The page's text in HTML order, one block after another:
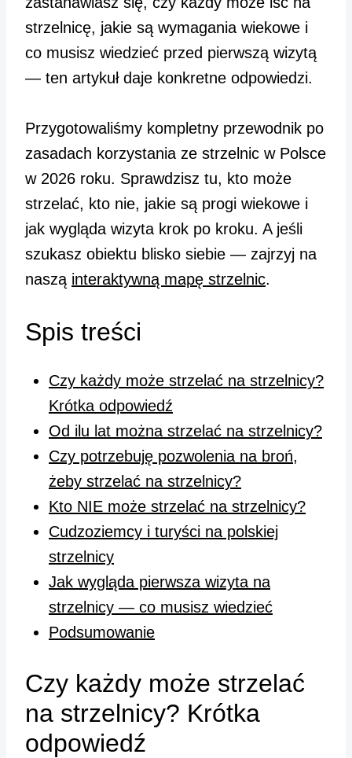
strzelnicę, jakie są wymagania wiekowe i
co musisz wiedzieć przed pierwszą wizytą
— ten artykuł daje konkretne odpowiedzi.
Przygotowaliśmy kompletny przewodnik po
zasadach korzystania ze strzelnic w Polsce
w 2026 roku. Sprawdzisz tu, kto może
strzelać, kto nie, jakie są progi wiekowe i
jak wygląda wizyta krok po kroku. A jeśli
szukasz obiektu blisko siebie — zajrzyj na
naszą interaktywną mapę strzelnic.
Spis treści
Czy każdy może strzelać na strzelnicy?
Krótka odpowiedź
Od ilu lat można strzelać na strzelnicy?
Czy potrzebuję pozwolenia na broń,
żeby strzelać na strzelnicy?
Kto NIE może strzelać na strzelnicy?
Cudzoziemcy i turyści na polskiej
strzelnicy
Jak wygląda pierwsza wizyta na
strzelnicy — co musisz wiedzieć
Podsumowanie
Czy każdy może strzelać
na strzelnicy? Krótka
odpowiedź